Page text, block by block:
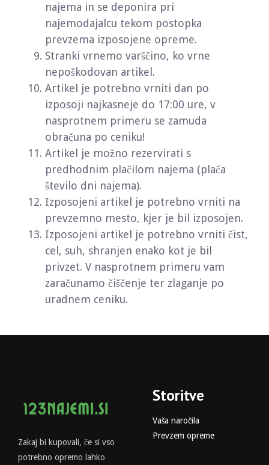
najema in se deponira pri
najemodajalcu tekom postopka
prevzema izposojene opreme.
Stranki vrnemo varščino, ko vrne
nepoškodovan artikel.
Artikel je potrebno vrniti dan po
izposoji najkasneje do 17:00 ure, v
nasprotnem primeru se zamuda
obračuna po ceniku!
Artikel je možno rezervirati s
predhodnim plačilom najema (plača
število dni najema).
Izposojeni artikel je potrebno vrniti na
prevzemno mesto, kjer je bil izposojen.
Izposojeni artikel je potrebno vrniti čist,
cel, suh, shranjen enako kot je bil
privzet. V nasprotnem primeru vam
zaračunamo čiščenje ter zlaganje po
uradnem ceniku.
Zakaj bi kupovali, če si vso
potrebno opremo lahko
Storitve
Vaša naročila
Prevzem opreme